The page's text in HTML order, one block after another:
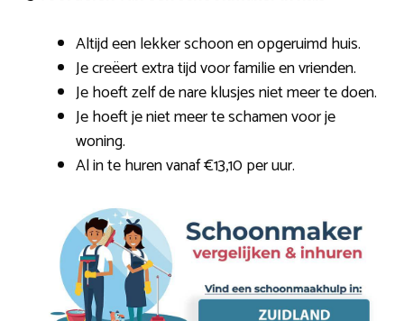
Altijd een lekker schoon en opgeruimd huis.
Je creëert extra tijd voor familie en vrienden.
Je hoeft zelf de nare klusjes niet meer te doen.
Je hoeft je niet meer te schamen voor je
woning.
Al in te huren vanaf €13,10 per uur.